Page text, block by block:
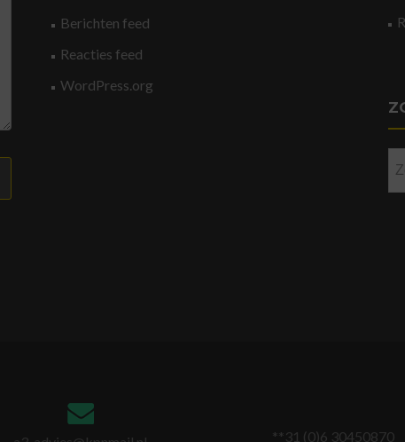
Berichten feed
Reacties feed
WordPress.org
**31 (0)6 30450870